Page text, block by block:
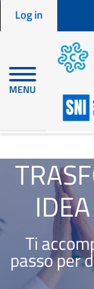
Menu profilo
Log in
MENU
en node
Ti
passo per